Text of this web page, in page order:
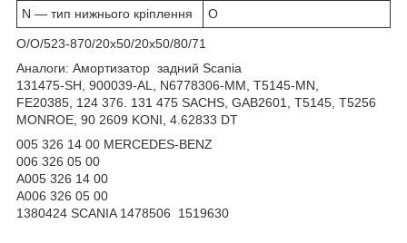
N — тип нижнього кріплення
O
O/O/523-870/20x50/20x50/80/71
Аналоги: Амортизатор задний Scania
131475-SH, 900039-AL, N6778306-MM, T5145-MN,
FE20385, 124 376. 131 475 SACHS, GAB2601, T5145, T5256
MONROE, 90 2609 KONI, 4.62833 DT
005 326 14 00 MERCEDES-BENZ
006 326 05 00
A005 326 14 00
A006 326 05 00
1380424 SCANIA 1478506 1519630